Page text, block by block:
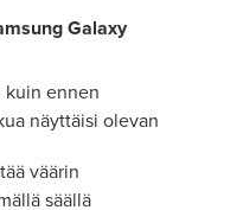
Galaxy
ennen
näyttäisi olevan
väärin
säällä